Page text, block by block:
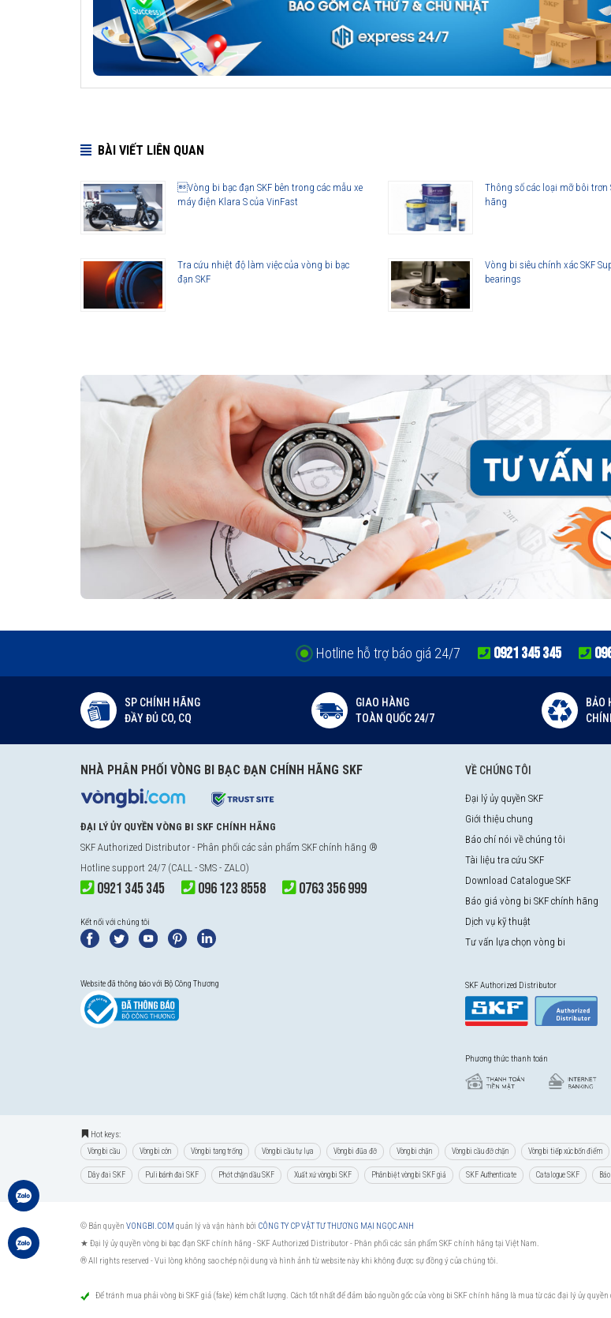
BÀI VIẾT LIÊN QUAN
Vòng bi bạc đạn SKF bên trong các mẫu xe
máy điện Klara S của VinFast
Thông số các loại mỡ bôi trơn
hãng
Tra cứu nhiệt độ làm việc của vòng bi bạc
đạn SKF
Vòng bi siêu chính xác SKF
bearings
Hotline hỗ trợ báo giá 24/7 0921 345 345
SP CHÍNH HÃNG
ĐẦY ĐỦ CO, CQ
GIAO HÀNG
TOÀN QUỐC 24/7
BẢO
NHÀ PHÂN PHỐI VÒNG BI BẠC ĐẠN CHÍNH HÃNG SKF
ĐẠI LÝ ỦY QUYỀN VÒNG BI SKF CHÍNH HÃNG
SKF Authorized Distributor - Phân phối các sản phẩm SKF chính hãng ®
Hotline support 24/7 (CALL - SMS - ZALO)
0921 345 345 096 123 8558 0763 356 999
Kết nối với chúng tôi
Website đã thông báo với Bộ Công Thương
VỀ CHÚNG TÔI
Đại lý ủy quyền SKF
Giới thiệu chung
Báo chí nói về chúng tôi
Tài liệu tra cứu SKF
Download Catalogue SKF
Báo giá vòng bi SKF chính hãng
Dịch vụ kỹ thuật
Tư vấn lựa chọn vòng bi
SKF Authorized Distributor
Phương thức thanh toán
Hot keys:
Vòng bi cầu Vòng bi côn Vòng bi tang trống Vòng bi cầu tự lựa Vòng bi đũa đỡ Vòng bi chặn Vòng bi cầu đỡ chặn Vòng bi tiếp xúc bốn điểm
Dây đai SKF Puli bánh đai SKF Phớt chặn dầu SKF Xuất xứ vòng bi SKF Phân biệt vòng bi SKF giả SKF Authenticate Catalogue SKF
© Bản quyền VONGBI.COM quản lý và vận hành bởi CÔNG TY CP VẬT TƯ THƯƠNG MẠI NGỌC ANH
★ Đại lý ủy quyền vòng bi bạc đạn SKF chính hãng -SKF Authorized Distributor- Phân phối các sản phẩm SKF chính hãng tại Việt Nam.
® All rights reserved - Vui lòng không sao chép nội dung và hình ảnh từ website này khi không được sự đồng ý của chúng tôi.
Để tránh mua phải vòng bi SKF giả (fake) kém chất lượng. Cách tốt nhất để đảm bảo nguồn gốc của vòng bi SKF chính hãng là mua từ các đại lý ủy quyền